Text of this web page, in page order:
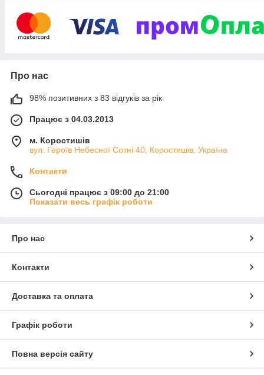
Наше основне виробництво пам'ятників
розташоване в
м. Коростишів
(Житомирська область).
Про нас
98% позитивних з 83 відгуків за рік
Працює з 04.03.2013
м. Коростишів
вул. Героїв Небесної Сотні 40, Коростишів, Україна
Контакти
Сьогодні працює з 09:00 до 21:00
Показати весь графік роботи
Про нас
Контакти
Доставка та оплата
Графік роботи
Повна версія сайту